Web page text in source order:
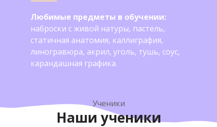
Любимые предметы в обучении:
наброски с живой натуры, пастель,
статичная анатомия, каллиграфия,
линогравюра, акрил, уголь, тушь, соус,
карандашная графика.
Наши ученики
Ученики